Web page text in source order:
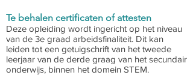
Te behalen certificaten of attesten
Deze opleiding wordt ingericht op het niveau
van de 3e graad arbeidsfinaliteit. Dit kan
leiden tot een getuigschrift van het tweede
leerjaar van de derde graag van het secundair
onderwijs, binnen het domein STEM.